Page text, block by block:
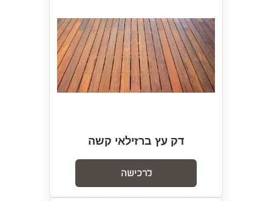
דק עץ ברזילאי קשה
לרכישה